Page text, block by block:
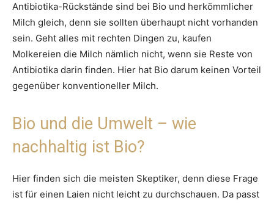
Antibiotika-Rückstände sind bei Bio und herkömmlicher
Milch gleich, denn sie sollten überhaupt nicht vorhanden
sein. Geht alles mit rechten Dingen zu, kaufen
Molkereien die Milch nämlich nicht, wenn sie Reste von
Antibiotika darin finden. Hier hat Bio darum keinen Vorteil
gegenüber konventioneller Milch.
Bio und die Umwelt – wie
nachhaltig ist Bio?
Hier finden sich die meisten Skeptiker, denn diese Frage
ist für einen Laien nicht leicht zu durchschauen. Da passt